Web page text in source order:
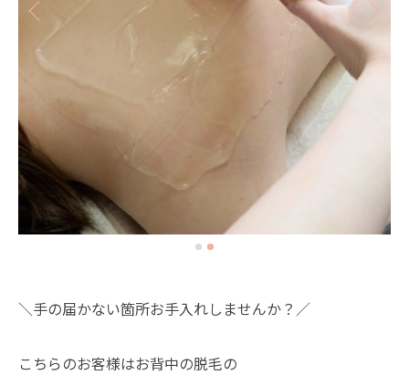
＼手の届かない箇所お手入れしませんか？／
こちらのお客様はお背中の脱毛の